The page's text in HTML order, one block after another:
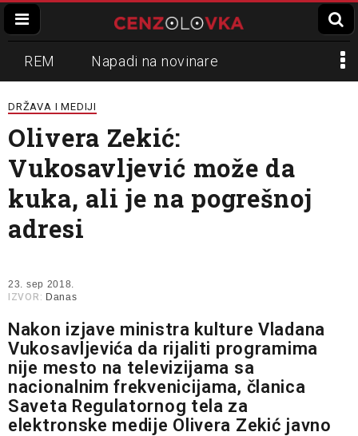
REM Napadi na novinare
Zvučni top
Propaganda Lokalni mediji
Informer Slavko Ćuruvija
DRŽAVA I MEDIJI
Olivera Zekić:
Vukosavljević može da
kuka, ali je na pogrešnoj
adresi
23. sep 2018.
IZVOR: Danas
Nakon izjave ministra kulture Vladana
Vukosavljevića da rijaliti programima
nije mesto na televizijama sa
nacionalnim frekvenicijama, članica
Saveta Regulatornog tela za
elektronske medije Olivera Zekić javno